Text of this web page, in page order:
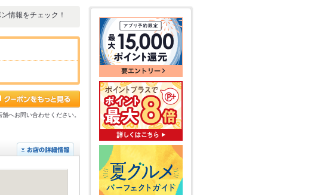
情報をチェック！
へお問い合わせください。